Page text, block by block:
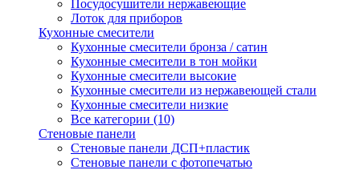
Посудосушители нержавеющие
Лоток для приборов
Кухонные смесители
Кухонные смесители бронза / сатин
Кухонные смесители в тон мойки
Кухонные смесители высокие
Кухонные смесители из нержавеющей стали
Кухонные смесители низкие
Все категории (10)
Стеновые панели
Стеновые панели ДСП+пластик
Стеновые панели с фотопечатью